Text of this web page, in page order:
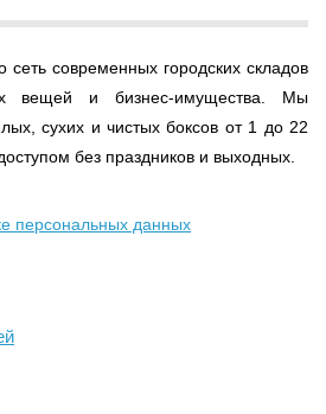
сеть современных городских складов
вещей и бизнес-имущества. Мы
сухих и чистых боксов от 1 до 22
без праздников и выходных.
персональных данных